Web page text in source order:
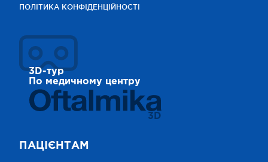
ПОЛІТИКА КОНФІДЕНЦІЙНОСТІ
3D-тур
По медичному центру
3D
ПАЦІЄНТАМ